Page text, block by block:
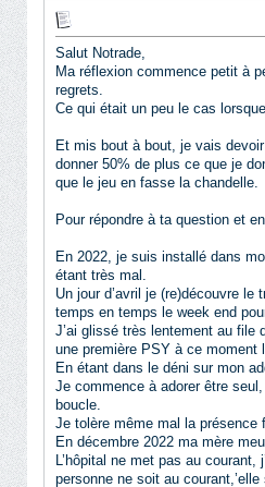
Salut Notrade,
Ma réflexion commence petit à
regrets.
Ce qui était un peu le cas
Et mis bout à bout, je vais
donner 50% de plus ce que je
que le jeu en fasse la chandelle.
Pour répondre à ta question et
En 2022, je suis installé dans
étant très mal.
Un jour d’avril je (re)découvre
temps en temps le week end
J’ai glissé très lentement au file
une première PSY à ce moment
En étant dans le déni sur mon
Je commence à adorer être
boucle.
Je tolère même mal la
En décembre 2022 ma mère
L’hôpital ne met pas au
personne ne soit au